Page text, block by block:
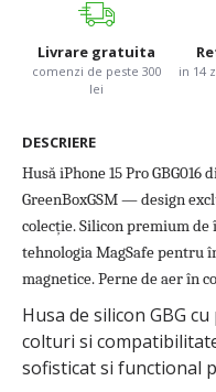
Livrare gratuita
comenzi de peste 300
lei
in 14
DESCRIERE
Husă iPhone 15 Pro
GreenBoxGSM — design
colecție. Silicon premium
tehnologia MagSafe pentru
magnetice. Perne de aer în
Husa de silicon GBG
colturi si
sofisticat si functional